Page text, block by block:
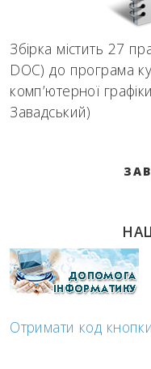
Збірка містить 27
DOC) до програма
комп’ютерної
Завадський)
Отримати код